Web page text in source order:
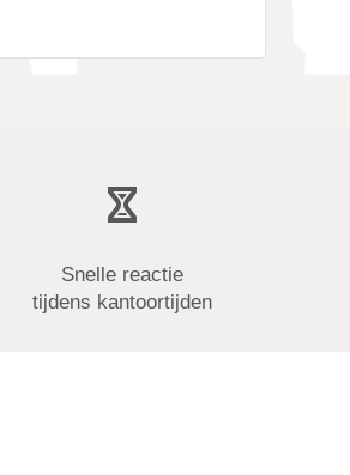
Snelle reactie
tijdens kantoortijden